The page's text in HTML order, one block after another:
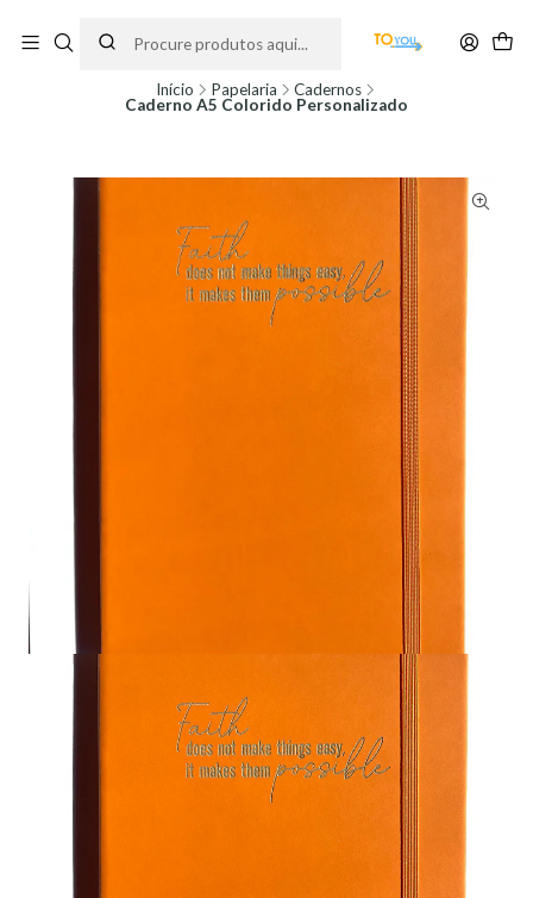
partir do dia 11 de Agosto, às 10H.
Início Papelaria
Cadernos
Caderno A5 Colorido Personalizado